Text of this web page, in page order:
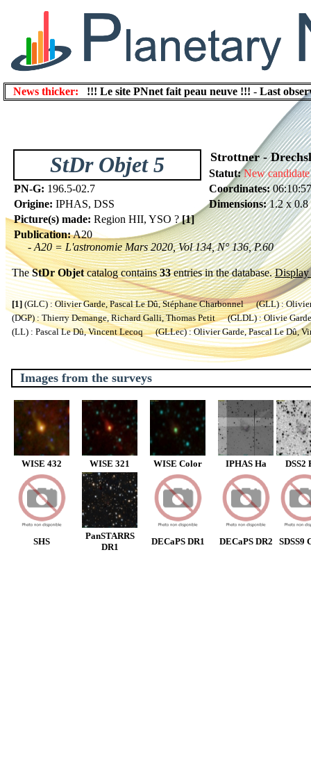
News thicker: !!! Le site PNnet fait peau neuve !!! - Last
StDr Objet 5 Strottner -
Statut: New candidate
PN-G: 196.5-02.7 Coordinates:
Origine: IPHAS, DSS Dimensions:1.2 x 0.8
Picture(s) made: Region HII, YSO ?[1]
Publication:A20
- A20 = L'astronomie Mars 2020, Vol 134, N° 136, P.60
TheStDr Objetcatalog contains33entries in the database.Display
[1](GLC) : Olivier Garde, Pascal Le Dû, Stéphane Charbonnel (GLL) :
(DGP) : Thierry Demange, Richard Galli, Thomas Petit (GLDL) : Olivie
(LL) : Pascal Le Dû, Vincent Lecoq (GLLec) : Olivier Garde, Pascal Le Dû,
Images from the surveys
WISE 432 WISE 321 WISE Color IPHAS Ha DSS2
SHS
PanSTARRS
DR1
DECaPS DR1 DECaPS DR2 SDSS9